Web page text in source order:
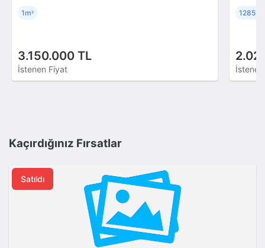
3.150.000 TL
İstenen Fiyat
1m²
Kaçırdığınız Fırsatlar
Satıldı